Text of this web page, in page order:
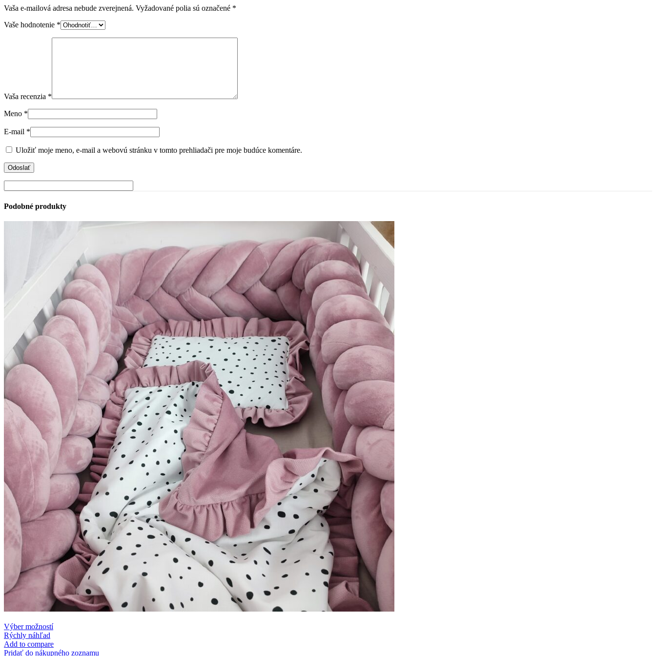
Vaša e-mailová adresa nebude zverejnená. Vyžadované polia sú označené *
Vaše hodnotenie *
Vaša recenzia *
Meno *
E-mail *
Uložiť moje meno, e-mail a webovú stránku v tomto prehliadači pre moje budúce komentáre.
Podobné produkty
Výber možnostíThis
has
multiple
Rýchly náhľad
Add to compare
Pridať do nákupného zoznamu